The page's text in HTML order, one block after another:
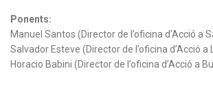
Ponents:
Manuel Santos (Director de l’oficina d’Acció a
Salvador Esteve (Director de l’oficina d’Acció a
Horacio Babini (Director de l’oficina d’Acció a